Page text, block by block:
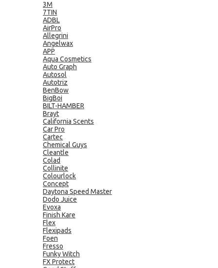
3M
7TIN
ADBL
AirPro
Allegrini
Angelwax
APP
Aqua Cosmetics
Auto Graph
Autosol
Autotriz
BenBow
BigBoi
BILT-HAMBER
Brayt
California Scents
Car Pro
Cartec
Chemical Guys
Cleantle
Colad
Collinite
Colourlock
Concept
Daytona Speed Master
Dodo Juice
Evoxa
Finish Kare
Flex
Flexipads
Foen
Fresso
Funky Witch
FX Protect